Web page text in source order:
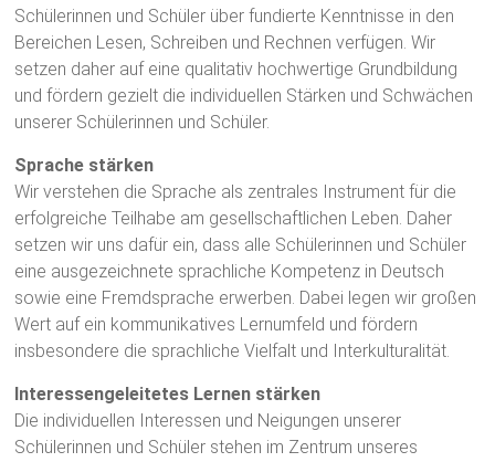
Schülerinnen und Schüler über fundierte Kenntnisse in den
Bereichen Lesen, Schreiben und Rechnen verfügen. Wir
setzen daher auf eine qualitativ hochwertige Grundbildung
und fördern gezielt die individuellen Stärken und Schwächen
unserer Schülerinnen und Schüler.
Sprache stärken
Wir verstehen die Sprache als zentrales Instrument für die
erfolgreiche Teilhabe am gesellschaftlichen Leben. Daher
setzen wir uns dafür ein, dass alle Schülerinnen und Schüler
eine ausgezeichnete sprachliche Kompetenz in Deutsch
sowie eine Fremdsprache erwerben. Dabei legen wir großen
Wert auf ein kommunikatives Lernumfeld und fördern
insbesondere die sprachliche Vielfalt und Interkulturalität.
Interessengeleitetes Lernen stärken
Die individuellen Interessen und Neigungen unserer
Schülerinnen und Schüler stehen im Zentrum unseres